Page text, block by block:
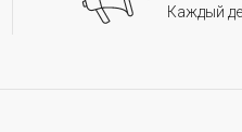
Каждый